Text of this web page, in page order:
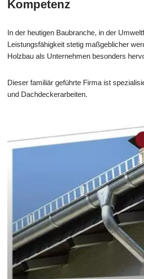
Kompetenz
In der heutigen Baubranche, in der
Leistungsfähigkeit stetig maßgeblicher
Holzbau als Unternehmen besonders
Dieser familiär geführte Firma ist
und Dachdeckerarbeiten.